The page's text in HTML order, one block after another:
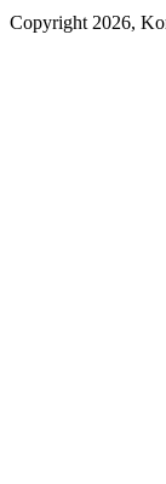
Copyright 2026,